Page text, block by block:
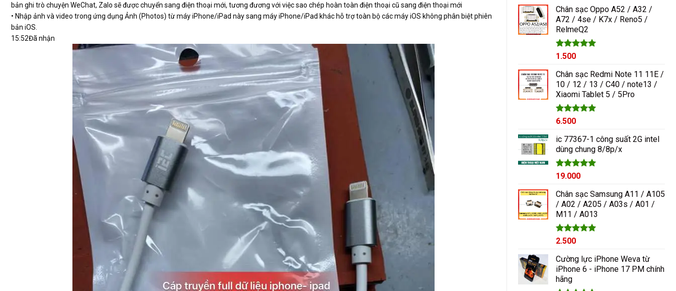
5 sao
Chân sạc Oppo A52 / A32 /
A72 / 4se / K7x / Reno5 /
RelmeQ2
Được xếp
5 sao
1.500
Chân sạc Redmi Note 11 11E /
10 / 12 / 13 / C40 / note13 /
Xiaomi Tablet 5 / 5Pro
Được xếp
5 sao
6.500
ic 77367-1 công suất 2G intel
dùng chung 8/8p/x
Được xếp
5 sao
19.000
Chân sạc Samsung A11 / A105
/ A02 / A205 / A03s / A01 /
M11 / A013
Được xếp
5 sao
2.500
Cường lực iPhone Weva từ
iPhone 6 - iPhone 17 PM chính
hãng
bản ghi trò chuyện WeChat, Zalo sẽ được chuyển sang điện thoại mới, tương đương với việc sao chép hoàn toàn điện thoại cũ sang điện thoại mới
• Nhập ảnh và video trong ứng dụng Ảnh (Photos) từ máy iPhone/iPad này sang máy iPhone/iPad khác hỗ trợ toàn bộ các máy iOS không phân biệt phiên
bản iOS.
15:52Đã nhận